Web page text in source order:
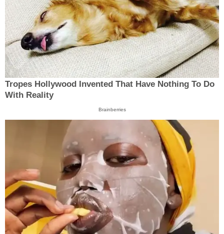
Tropes Hollywood Invented That Have Nothing To Do
With Reality
Brainberries